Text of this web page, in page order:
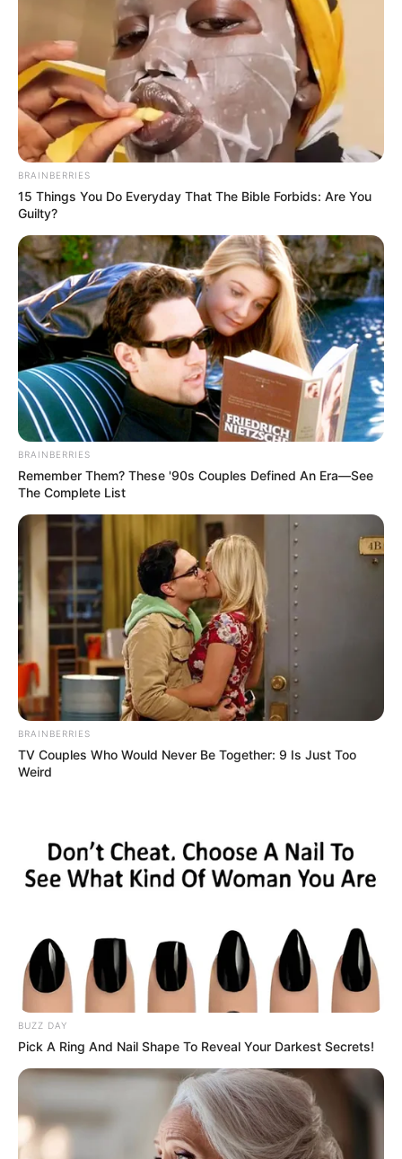
Lembrancinha.net
Lembrancinha.net
Lembrancinha.net
BRAINBERRIES
15 Things You Do Everyday That The Bible Forbids: Are You
Guilty?
BRAINBERRIES
Remember Them? These '90s Couples Defined An Era—See
The Complete List
BRAINBERRIES
TV Couples Who Would Never Be Together: 9 Is Just Too
Weird
BUZZ DAY
Pick A Ring And Nail Shape To Reveal Your Darkest Secrets!